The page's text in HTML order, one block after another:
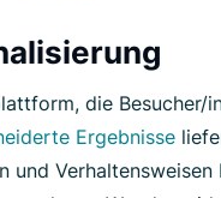
die Besucher/
Ergebnisse
und Verhaltensweisen